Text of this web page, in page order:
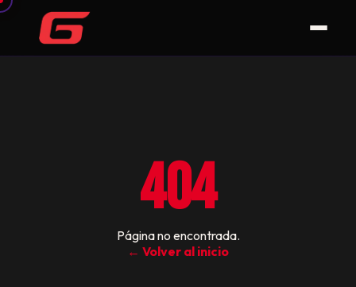
404
Página no encontrada.
← Volver al inicio